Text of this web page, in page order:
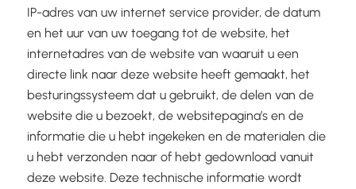
IP-adres van uw internet service provider, de datum
en het uur van uw toegang tot de website, het
internetadres van de website van waaruit u een
directe link naar deze website heeft gemaakt, het
besturingssysteem dat u gebruikt, de delen van de
website die u bezoekt, de websitepagina’s en de
informatie die u hebt ingekeken en de materialen die
u hebt verzonden naar of hebt gedownload vanuit
deze website. Deze technische informatie wordt